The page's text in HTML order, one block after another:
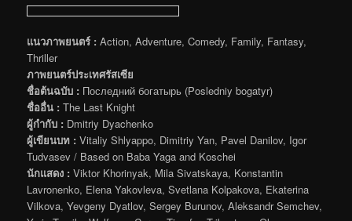
แนวภาพยนตร์ : Action, Adventure, Comedy, Family, Fantasy,
Thriller
ภาพยนตร์ประเทศรัสเซีย
ชื่อต้นฉบับ : Последний богатырь (Posledniy bogatyr)
ชื่ออื่น : The Last Knight
ผู้กำกับ : Dmitriy Dyachenko
ผู้เขียนบท : Vitaliy Shlyappo, Dimitriy Yan, Pavel Danilov, Igor
Tudvasev / Based on Baba Yaga and Koschei
นักแสดง : Viktor Khorinyak, Mila Sivatskaya, Konstantin
Lavronenko, Elena Yakovleva, Svetlana Kolpakova, Ekaterina
Vilkova, Yevgeny Dyatlov, Sergey Burunov, Aleksandr Semchev,